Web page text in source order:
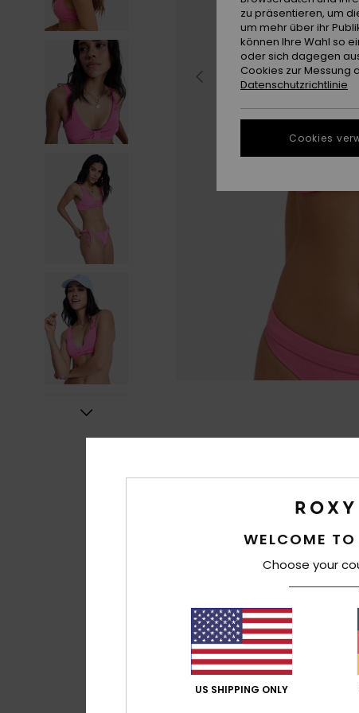
WELCOME TO
Choose your
US SHIPPING ONLY
zu präsentieren, um
um mehr über ihr
können Ihre Wahl so
oder sich dagegen
Cookies zur Messung
Datenschutzrichtlinie
Cookies